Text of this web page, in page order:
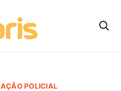
POLICIAL